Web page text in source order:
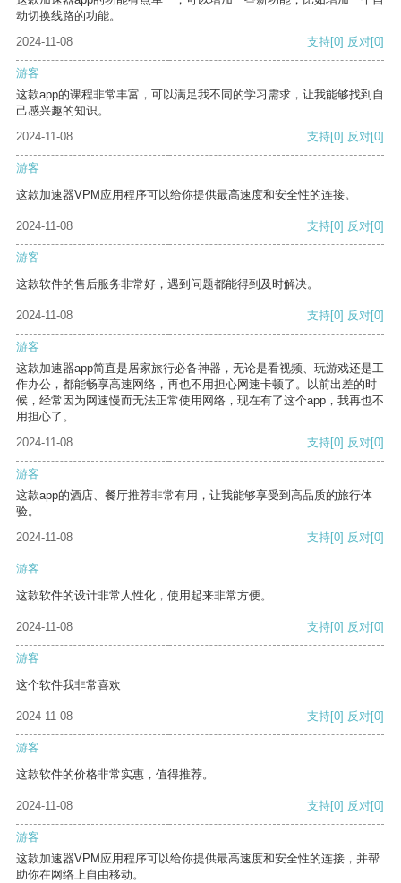
动切换线路的功能。
2024-11-08
支持[0] 反对[0]
游客
这款app的课程非常丰富，可以满足我不同的学习需求，让我能够找到自
己感兴趣的知识。
2024-11-08
支持[0] 反对[0]
游客
这款加速器VPM应用程序可以给你提供最高速度和安全性的连接。
2024-11-08 支持[0] 反对[0]
游客
这款软件的售后服务非常好，遇到问题都能得到及时解决。
2024-11-08 支持[0] 反对[0]
游客
这款加速器app简直是居家旅行必备神器，无论是看视频、玩游戏还是工
作办公，都能畅享高速网络，再也不用担心网速卡顿了。以前出差的时
候，经常因为网速慢而无法正常使用网络，现在有了这个app，我再也不
用担心了。
2024-11-08
支持[0] 反对[0]
游客
这款app的酒店、餐厅推荐非常有用，让我能够享受到高品质的旅行体
验。
2024-11-08
支持[0] 反对[0]
游客
这款软件的设计非常人性化，使用起来非常方便。
2024-11-08 支持[0] 反对[0]
游客
这个软件我非常喜欢
2024-11-08 支持[0] 反对[0]
游客
这款软件的价格非常实惠，值得推荐。
2024-11-08 支持[0] 反对[0]
游客
这款加速器VPM应用程序可以给你提供最高速度和安全性的连接，并帮
助你在网络上自由移动。